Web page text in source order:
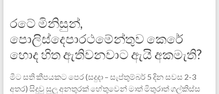
රටේ මිනිසුන්,
පොලිස්දෙපාරථමේන්තුව කෙරේ
හොද හිත ඇතිවනවාට ඇයි අකමැති?
මීට සති කීපයකට පෙර (සදුදා – සැප්තුම්බර් 5 දින සවස 2-3
අතර) සිදුවු සුලු අනතුරක් හේතුවෙන් මාත් මිතුරාත් ගල්කිස්ස